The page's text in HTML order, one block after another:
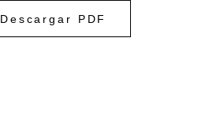
Descargar PDF